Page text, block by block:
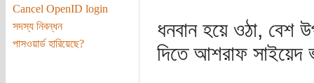
Cancel OpenID login
সদস্য নিবন্ধন
পাসওয়ার্ড হারিয়েছে?
ধনবান হয়ে ওঠা,
দিতে আশরাফ সাইয়েদ